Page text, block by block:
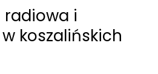
radiowa i
koszalińskich